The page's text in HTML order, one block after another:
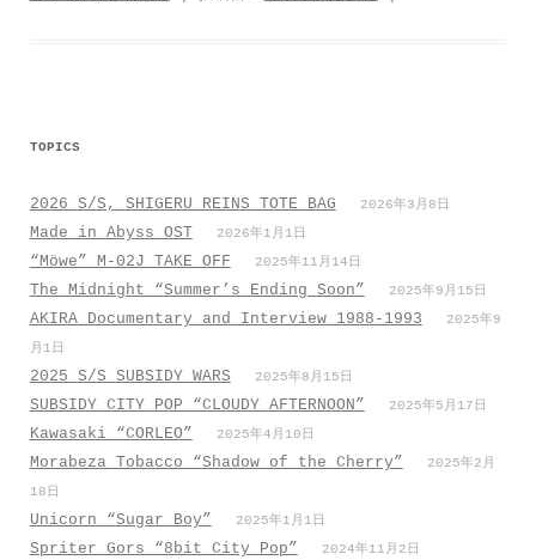
TOPICS
2026 S/S, SHIGERU REINS TOTE BAG 2026年3月8日
Made in Abyss OST 2026年1月1日
“Möwe” M-02J TAKE OFF 2025年11月14日
The Midnight “Summer’s Ending Soon” 2025年9月15日
AKIRA Documentary and Interview 1988-1993
2025年9
月1日
2025 S/S SUBSIDY WARS 2025年8月15日
SUBSIDY CITY POP “CLOUDY AFTERNOON” 2025年5月17日
Kawasaki “CORLEO” 2025年4月10日
Morabeza Tobacco “Shadow of the Cherry”
2025年2月
18日
Unicorn “Sugar Boy” 2025年1月1日
Spriter Gors “8bit City Pop” 2024年11月2日